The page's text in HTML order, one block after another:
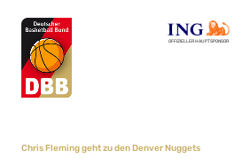
OFFIZIELLER HAUPTSPONSOR
Chris Fleming geht zu den Denver Nuggets